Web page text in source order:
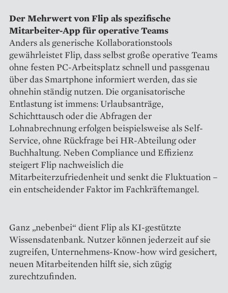
Der Mehrwert von Flip als spezifische
Mitarbeiter-App für operative Teams
Anders als generische Kollaborationstools
gewährleistet Flip, dass selbst große operative Teams
ohne festen PC-Arbeitsplatz schnell und passgenau
über das Smartphone informiert werden, das sie
ohnehin ständig nutzen. Die organisatorische
Entlastung ist immens: Urlaubsanträge,
Schichttausch oder die Abfragen der
Lohnabrechnung erfolgen beispielsweise als Self-
Service, ohne Rückfrage bei HR-Abteilung oder
Buchhaltung. Neben Compliance und Effizienz
steigert Flip nachweislich die
Mitarbeiterzufriedenheit und senkt die Fluktuation –
ein entscheidender Faktor im Fachkräftemangel.
Ganz „nebenbei“ dient Flip als KI-gestützte
Wissensdatenbank. Nutzer können jederzeit auf sie
zugreifen, Unternehmens-Know-how wird gesichert,
neuen Mitarbeitenden hilft sie, sich zügig
zurechtzufinden.